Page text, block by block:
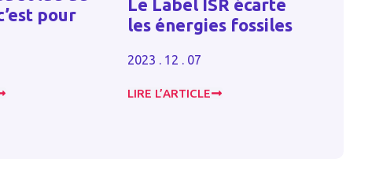
pour
Le Label ISR écarte
les énergies fossiles
2023 . 12 . 07
LIRE L’ARTICLE